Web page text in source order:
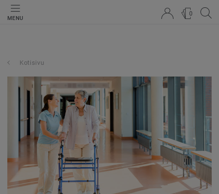
MENU
0
Kotisivu